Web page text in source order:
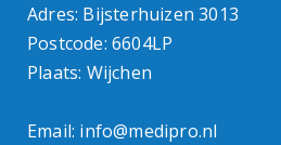
Adres: Bijsterhuizen 3013
Postcode: 6604LP
Plaats: Wijchen
Email: info@medipro.nl